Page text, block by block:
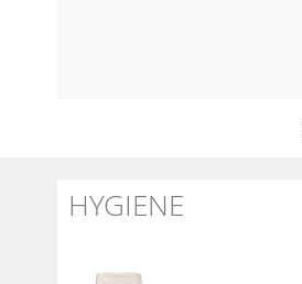
HYGIENE